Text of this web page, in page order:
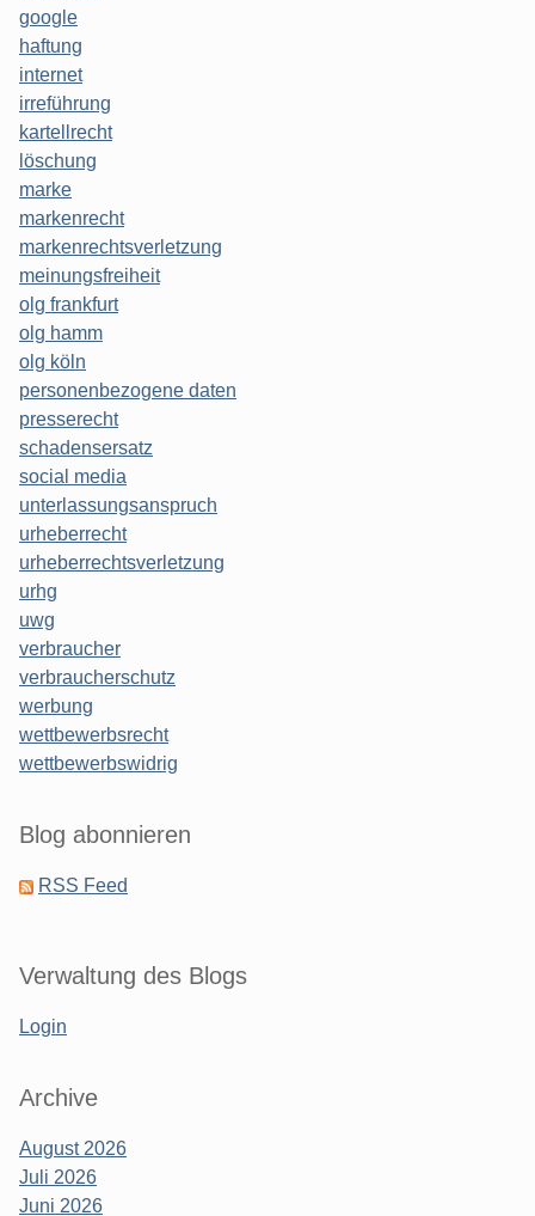
google
haftung
internet
irreführung
kartellrecht
löschung
marke
markenrecht
markenrechtsverletzung
meinungsfreiheit
olg frankfurt
olg hamm
olg köln
personenbezogene daten
presserecht
schadensersatz
social media
unterlassungsanspruch
urheberrecht
urheberrechtsverletzung
urhg
uwg
verbraucher
verbraucherschutz
werbung
wettbewerbsrecht
wettbewerbswidrig
Blog abonnieren
RSS Feed
Verwaltung des Blogs
Login
Archive
August 2026
Juli 2026
Juni 2026